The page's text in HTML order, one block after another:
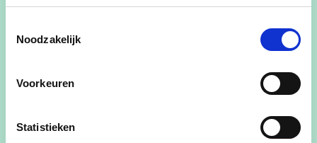
Noodzakelijk
Voorkeuren
Statistieken
gehucht. Misschien heb jij wel een goed idee om
Daarom komen we naar jouw buurt.
cd&v-teamWim terug van 10u00 tot 12u00 aan